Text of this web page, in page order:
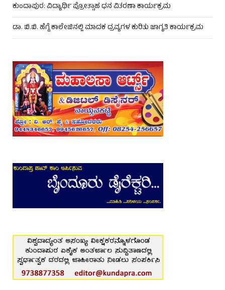
ಕುಂದಾಪುರ: ವಿದ್ಯಾರ್ಥಿ ಪ್ರೋತ್ಸಾಹ ಧನ ವಿತರಣಾ ಕಾರ್ಯಕ್ರಮ
ಡಾ. ಬಿ.ಬಿ. ಹೆಗ್ಡೆ ಕಾಲೇಜಿನಲ್ಲಿ ಮಾದಕ ದ್ರವ್ಯಗಳ ಕುರಿತು ಜಾಗೃತಿ ಕಾರ್ಯಕ್ರಮ